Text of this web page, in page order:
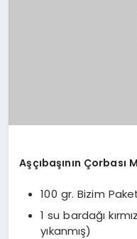
Aşçıbaşının Çorbası
100 gr. Bizim
1 su bardağı
yıkanmış)